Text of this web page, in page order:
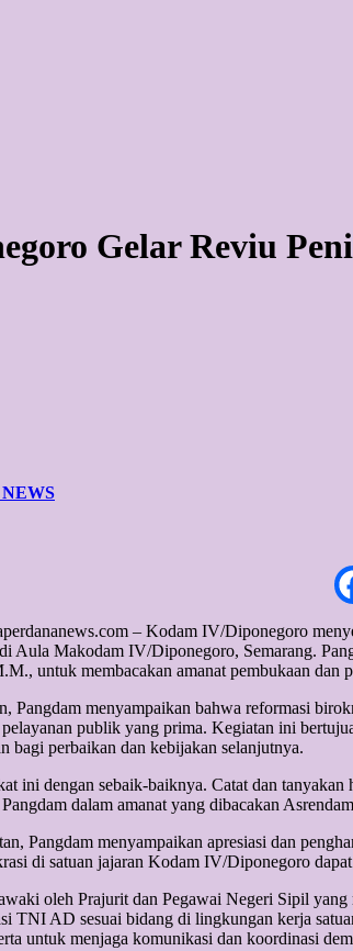
Gelar Reviu
– Kodam IV/Diponegoro
Aula Makodam IV/Diponegoro, Semarang.
untuk membacakan amanat pembukaan dan
Pangdam menyampaikan bahwa reformasi
publik yang prima. Kegiatan ini
bagi perbaikan dan kebijakan selanjutnya.
ini dengan sebaik-baiknya. Catat dan
dalam amanat yang dibacakan
Pangdam menyampaikan apresiasi dan
di satuan jajaran Kodam IV/Diponegoro
oleh Prajurit dan Pegawai Negeri Sipil yang
TNI AD sesuai bidang di lingkungan kerja
untuk menjaga komunikasi dan koordinasi